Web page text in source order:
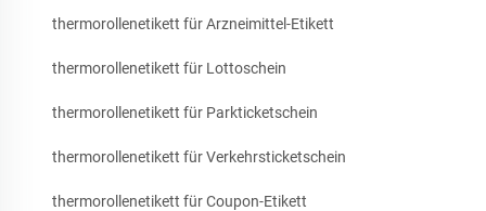
thermorollenetikett für Arzneimittel-Etikett
thermorollenetikett für Lottoschein
thermorollenetikett für Parkticketschein
thermorollenetikett für Verkehrsticketschein
thermorollenetikett für Coupon-Etikett